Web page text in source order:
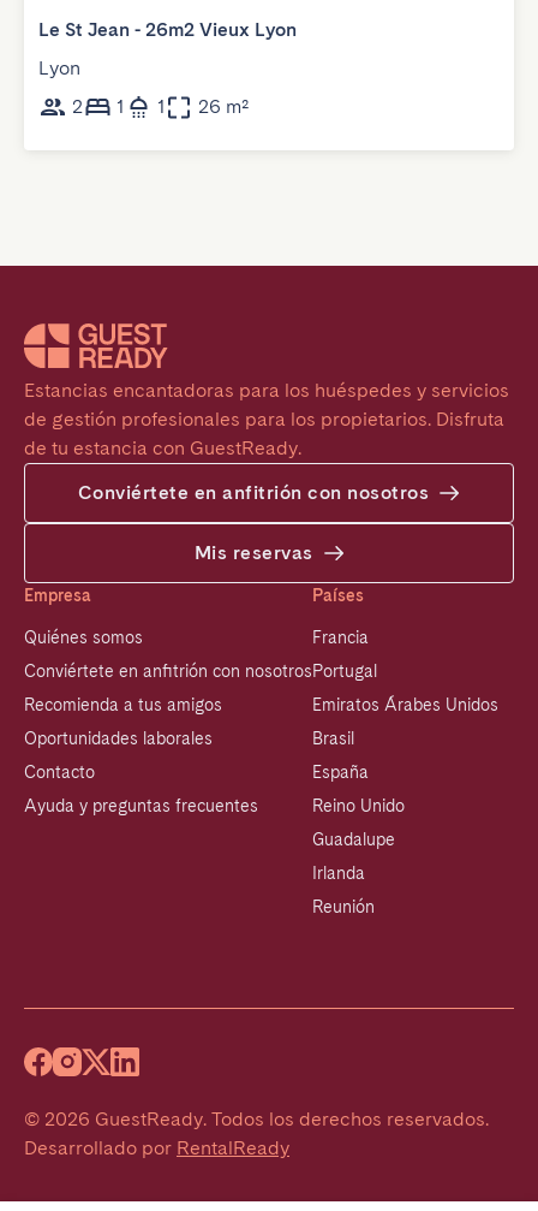
Le St Jean - 26m2 Vieux Lyon
Lyon
2
1 1 26 m²
Estancias encantadoras para los huéspedes y servicios
de gestión profesionales para los propietarios. Disfruta
de tu estancia con GuestReady.
Conviértete en anfitrión con nosotros
Mis reservas
Empresa
Quiénes somos
Conviértete en anfitrión con nosotros
Recomienda a tus amigos
Oportunidades laborales
Contacto
Ayuda y preguntas frecuentes
Países
Francia
Portugal
Emiratos Árabes Unidos
Brasil
España
Reino Unido
Guadalupe
Irlanda
Reunión
© 2026 GuestReady. Todos los derechos reservados.
Desarrollado por RentalReady